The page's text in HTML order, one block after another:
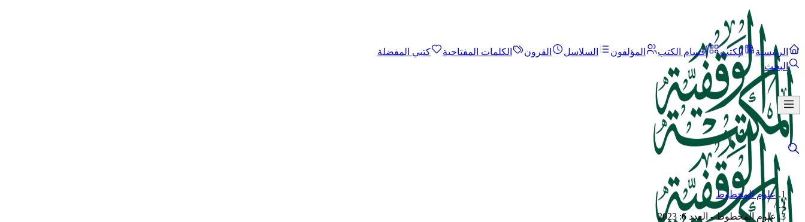
الرئيسية الكتب أقسام الكتب المؤلفون السلاسل القرون الكلمات المفتاحية
كتبي المفضلة
البحث
علوم المخطوط
/
علوم المخطوط - العدد 6: 2023